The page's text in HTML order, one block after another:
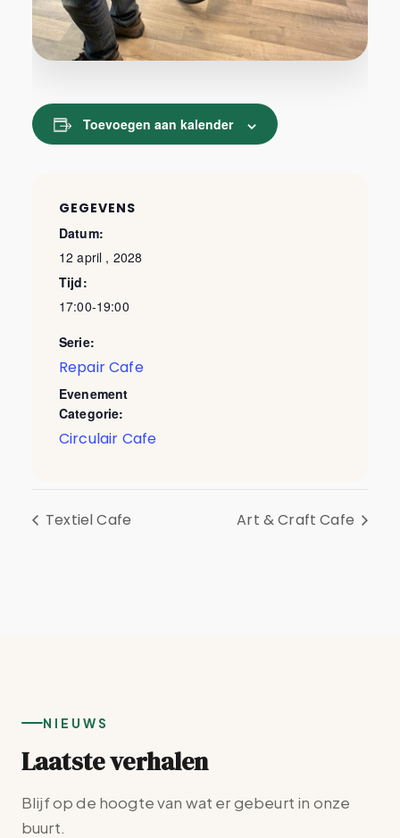
Toevoegen aan kalender
GEGEVENS
Datum:
12 april , 2028
Tijd:
17:00-19:00
Serie:
Repair Cafe
Evenement
Categorie:
Circulair Cafe
Textiel Cafe Art & Craft Cafe
NIEUWS
Laatste verhalen
Blijf op de hoogte van wat er gebeurt in onze
buurt.